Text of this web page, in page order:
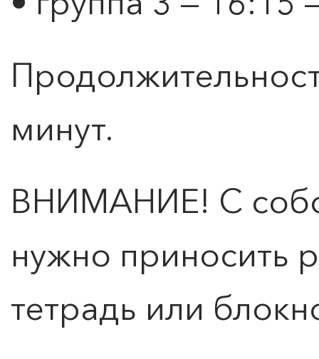
минут.
ВНИМАНИЕ! С
нужно приносить
тетрадь или